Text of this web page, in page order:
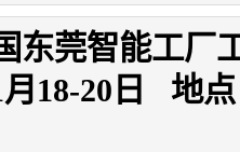
东莞智能工厂
月18-20日 地